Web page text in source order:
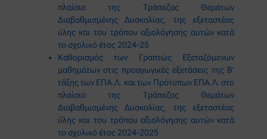
πλαίσιο της Τράπεζας Θεμάτων
Διαβαθμισμένης Δυσκολίας, της εξεταστέας
ύλης και του τρόπου αξιολόγησης αυτών κατά
το σχολικό έτος 2024-25
Καθορισμός των Γραπτώς Εξεταζόμενων
μαθημάτων στις προαγωγικές εξετάσεις της B’
τάξης των ΕΠΑ.Λ. και των Πρότυπων ΕΠΑ.Λ. στο
πλαίσιο της Τράπεζας Θεμάτων
Διαβαθμισμένης Δυσκολίας, της εξεταστέας
ύλης και του τρόπου αξιολόγησης αυτών κατά
το σχολικό έτος 2024-2025